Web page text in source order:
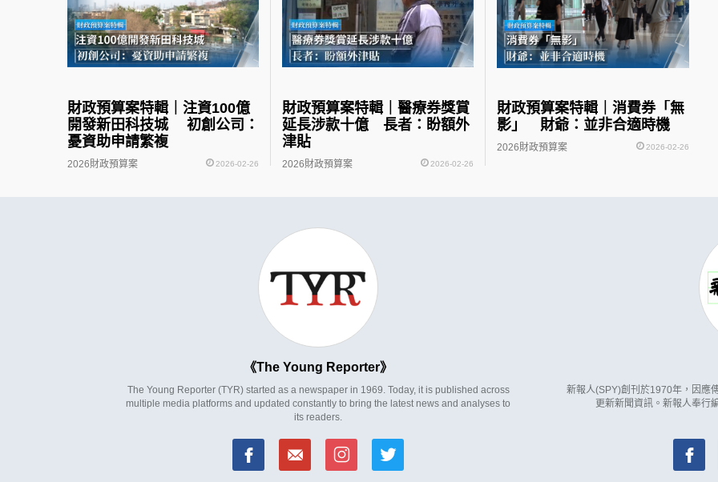
財政預算案特輯｜注資100億
開發新田科技城 初創公司：
憂資助申請繁複
2026財政預算案 2026-02-26
財政預算案特輯｜醫療券獎賞
延長涉款十億 長者：盼額外
津貼
2026財政預算案 2026-02-26
財政預算案特輯｜消費券「無
影」 財爺：並非合適時機
2026財政預算案 2026-02-26
The Young Reporter
The Young Reporter (TYR) started as a newspaper in 1969. Today, it is published across
multiple media platforms and updated constantly to bring the latest news and analyses to
its readers.
新報人(SPY)創刊於1970年，因應
更新新聞資訊。新報人奉行